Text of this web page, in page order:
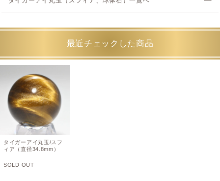
最近チェックした商品
タイガーアイ丸玉/スフ
ィア（直径34.8mm）
SOLD OUT